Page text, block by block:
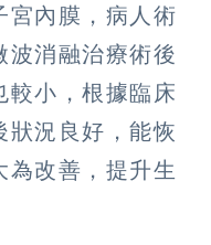
宮內膜，病人術
波消融治療術後
較小，根據臨床
狀況良好，能恢
為改善，提升生